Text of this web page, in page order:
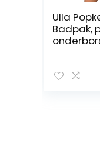
Ulla
Badpak,